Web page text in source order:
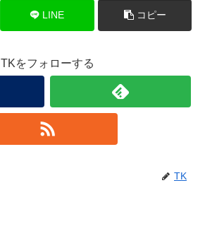
LINE コピー
TKをフォローする
TK